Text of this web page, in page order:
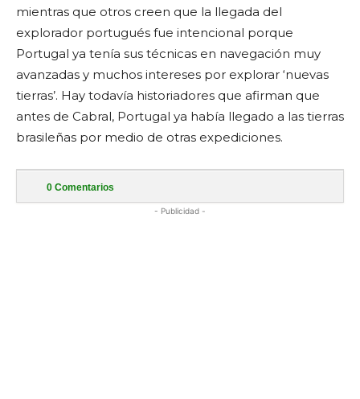
mientras que otros creen que la llegada del
explorador portugués fue intencional porque
Portugal ya tenía sus técnicas en navegación muy
avanzadas y muchos intereses por explorar ‘nuevas
tierras’. Hay todavía historiadores que afirman que
antes de Cabral, Portugal ya había llegado a las tierras
brasileñas por medio de otras expediciones.
0 Comentarios
- Publicidad -